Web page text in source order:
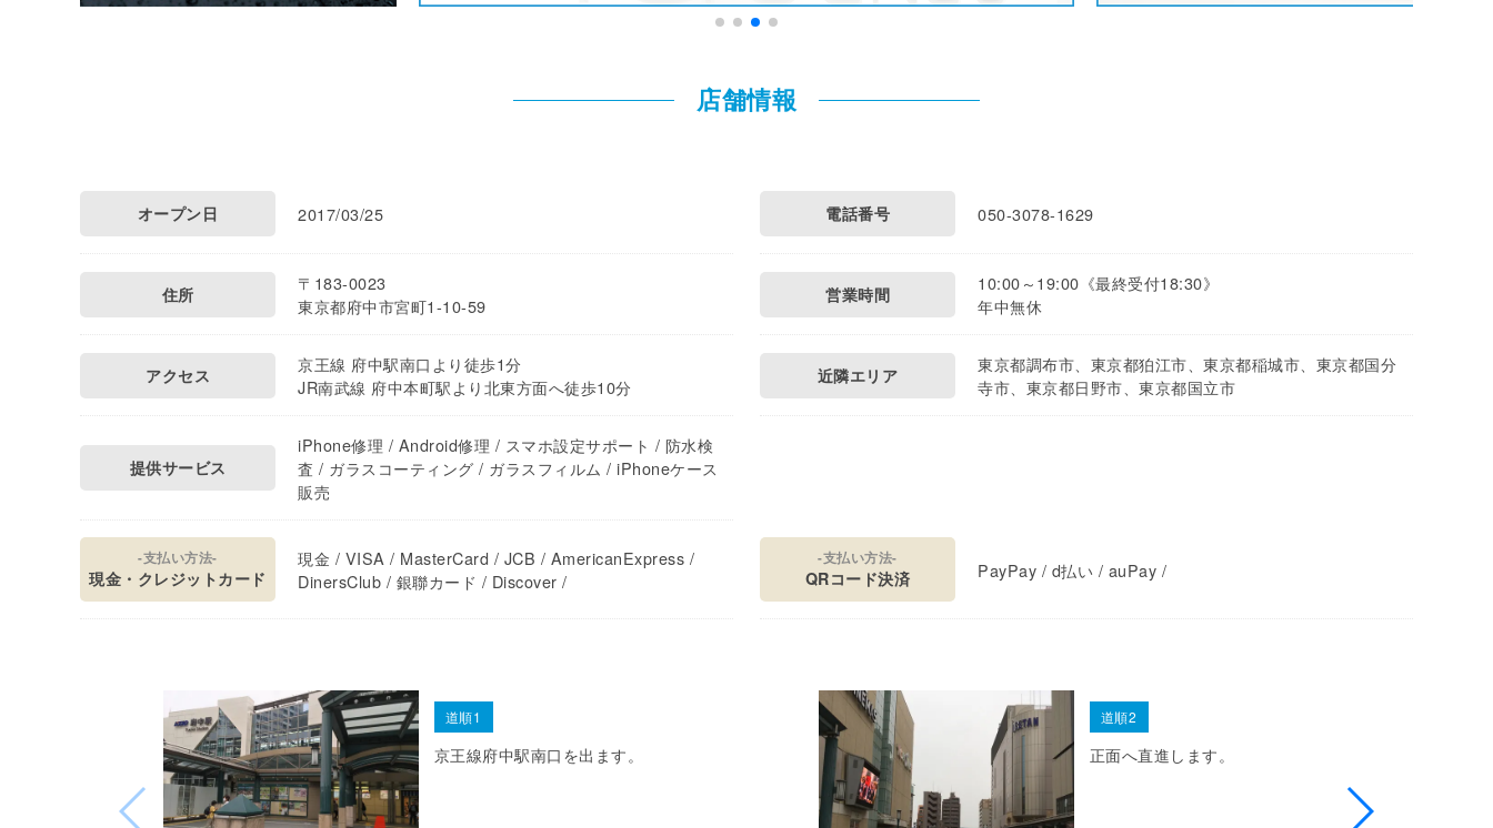
店舗情報
オープン日 2017/03/25 電話番号 050-3078-1629
住所
〒183-0023
東京都府中市宮町1-10-59
営業時間
10:00～19:00《最終受付18:30》
年中無休
アクセス
京王線 府中駅南口より徒歩1分
JR南武線 府中本町駅より北東方面へ徒歩10分
近隣エリア
東京都調布市、東京都狛江市、東京都稲城市、東京都国分
寺市、東京都日野市、東京都国立市
提供サービス
iPhone修理 / Android修理 / スマホ設定サポート / 防水検
査 / ガラスコーティング / ガラスフィルム / iPhoneケース
販売
-支払い方法-
現金・クレジットカード
現金 / VISA / MasterCard / JCB / AmericanExpress /
DinersClub / 銀聯カード / Discover /
-支払い方法-
QRコード決済 PayPay / d払い / auPay /
道順1
京王線府中駅南口を出ます。
道順2
正面へ直進します。